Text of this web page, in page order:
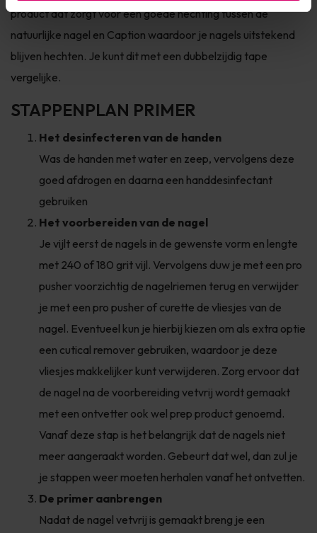
product dat zorgt voor een goede hechting tussen de
natuurlijke nagel en Caption waardoor je nagels uitstekend
blijven hechten. Je kunt dit met een dubbelzijdig tape
vergelijke.
STAPPENPLAN PRIMER
Het desinfecteren van de handen
Was de handen met water en zeep, vervolgens deze
goed afdrogen en daarna een handdesinfectant
gebruiken
Het voorbereiden van de nagel
Je vijlt eerst de nagels in de gewenste vorm en lengte
met 240 of 180 grit vijl. Vervolgens duw je met een pro
pusher voorzichtig de nagelriemen terug en verwijder
je met een pro pusher of curette de vliesjes van de
nagel. Eventueel kun je hierbij kiezen om als extra optie
een cutical remover gebruiken, waardoor je deze
vliesjes makkelijker kunt verwijderen. Zorg ervoor dat
de nagel na de voorbereiding vetvrij wordt gemaakt
met een ontvetter ook wel prep product genoemd.
Vanaf deze stap is het belangrijk dat de nagels niet
meer aangeraakt worden. Gebeurt dat wel, dan zul je
je stappen weer moeten herhalen vanaf het ontvetten.
De primer aanbrengen
Nadat de nagel vetvrij is gemaakt breng je een